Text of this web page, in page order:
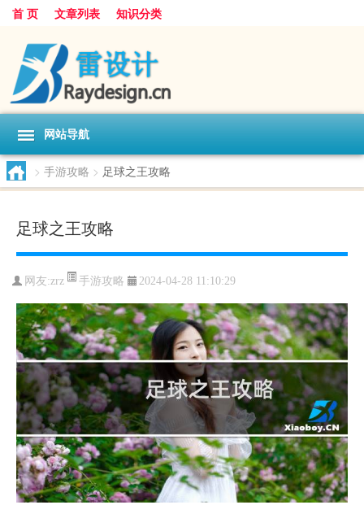
首 页 文章列表 知识分类
网站导航
> 手游攻略 > 足球之王攻略
足球之王攻略
网友:zrz 手游攻略 2024-04-28 11:10:29